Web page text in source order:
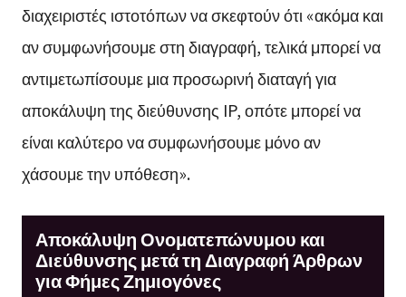
διαχειριστές ιστοτόπων να σκεφτούν ότι «ακόμα και
αν συμφωνήσουμε στη διαγραφή, τελικά μπορεί να
αντιμετωπίσουμε μια προσωρινή διαταγή για
αποκάλυψη της διεύθυνσης IP, οπότε μπορεί να
είναι καλύτερο να συμφωνήσουμε μόνο αν
χάσουμε την υπόθεση».
Αποκάλυψη Ονοματεπώνυμου και
Διεύθυνσης μετά τη Διαγραφή Άρθρων
για Φήμες Ζημιογόνες